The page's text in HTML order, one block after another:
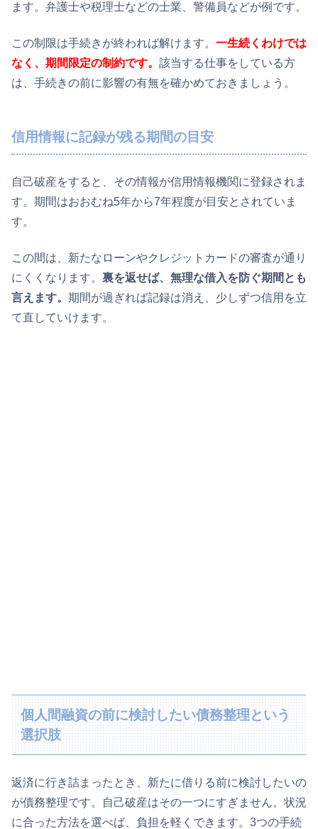
ます。弁護士や税理士などの士業、警備員などが例です。
この制限は手続きが終われば解けます。 一生続くわけでは
なく、期間限定の制約です。 該当する仕事をしている方
は、手続きの前に影響の有無を確かめておきましょう。
信用情報に記録が残る期間の目安
自己破産をすると、その情報が信用情報機関に登録されま
す。期間はおおむね5年から7年程度が目安とされていま
す。
この間は、新たなローンやクレジットカードの審査が通り
にくくなります。 裏を返せば、無理な借入を防ぐ期間とも
言えます。 期間が過ぎれば記録は消え、少しずつ信用を立
て直していけます。
個人間融資の前に検討したい債務整理という
選択肢
返済に行き詰まったとき、新たに借りる前に検討したいの
が債務整理です。自己破産はその一つにすぎません。状況
に合った方法を選べば、負担を軽くできます。3つの手続